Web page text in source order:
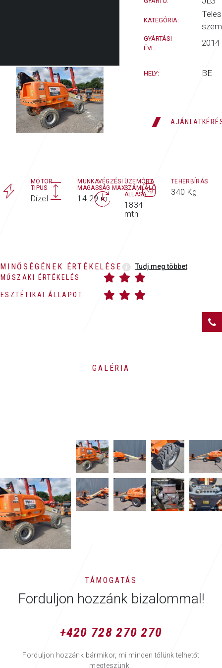
KATEGÓRIA:
GYÁRTÁSI
ÉVE:
2014
HELY: BE
MOTOR
TIPUS
Dízel
MUNKAVÉGZÉSI
MAGASSÁG MAX.
14.29 m
ÜZEMÓRA
SZÁMLÁLÓ
ÁLLÁSA
1834
mth
TEHERBÍRÁS
340 Kg
MINŐSÉGÉNEK ÉRTÉKELÉSE
Tudj meg többet
MŰSZAKI ÉRTÉKELÉS
ESZTÉTIKAI ÁLLAPOT
GALÉRIA
TÁMOGATÁS
Forduljon hozzánk bizalommal!
+420 728 270 270
Forduljon hozzánk bármikor, mi minden tőlünk telhetőt
megteszünk.